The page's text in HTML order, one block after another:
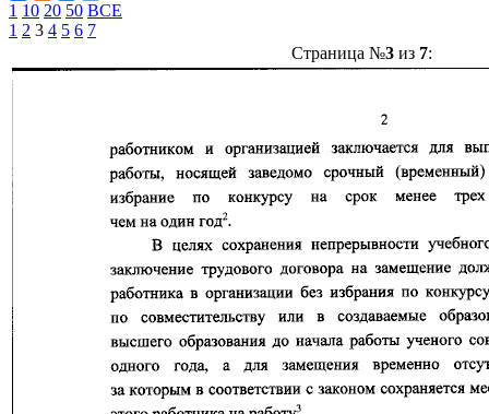
1 10 20 50 ВСЕ
1 2 3 4 5 6 7
Страница №3из 7: